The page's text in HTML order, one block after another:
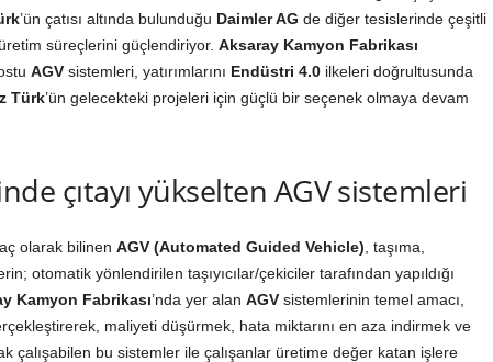
’ün çatısı altında bulunduğu Daimler AG de diğer tesislerinde çeşitli
süreçlerini güçlendiriyor. Aksaray Kamyon Fabrikası
AGVsistemleri, yatırımlarını Endüstri 4.0ilkeleri doğrultusunda
Türk’ün gelecekteki projeleri için güçlü bir seçenek olmaya devam
çıtayı yükselten AGV sistemleri
olarak bilinen AGV (Automated Guided Vehicle) , taşıma,
otomatik yönlendirilen taşıyıcılar/çekiciler tarafından yapıldığı
Kamyon Fabrikası’nda yer alan AGVsistemlerinin temel amacı,
maliyeti düşürmek, hata miktarını en aza indirmek ve
çalışabilen bu sistemler ile çalışanlar üretime değer katan işlere